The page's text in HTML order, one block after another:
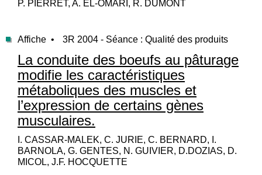
P. PIERRET, A. EL-OMARI, R. DUMONT
Affiche • 3R 2004 - Séance : Qualité des produits
La conduite des boeufs au pâturage
modifie les caractéristiques
métaboliques des muscles et
l’expression de certains gènes
musculaires.
I. CASSAR-MALEK, C. JURIE, C. BERNARD, I.
BARNOLA, G. GENTES, N. GUIVIER, D.DOZIAS, D.
MICOL, J.F. HOCQUETTE